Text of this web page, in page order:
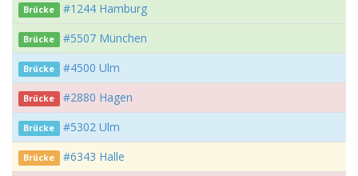
Brücke #1244 Hamburg
Brücke #5507 München
Brücke #4500 Ulm
Brücke #2880 Hagen
Brücke #5302 Ulm
Brücke #6343 Halle